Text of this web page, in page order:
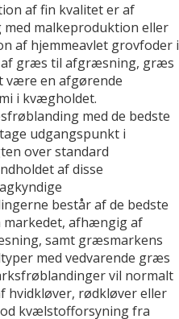
af fin kvalitet er af
malkeproduktion eller
af hjemmeavlet grovfoder i
af græs til afgræsning, græs
være en afgørende
i kvægholdet.
med de bedste
udgangspunkt i
over standard
af disse
består af de bedste
afhængig af
samt græsmarkens
med vedvarende græs
vil normalt
hvidkløver, rødkløver eller
kvælstofforsyning fra